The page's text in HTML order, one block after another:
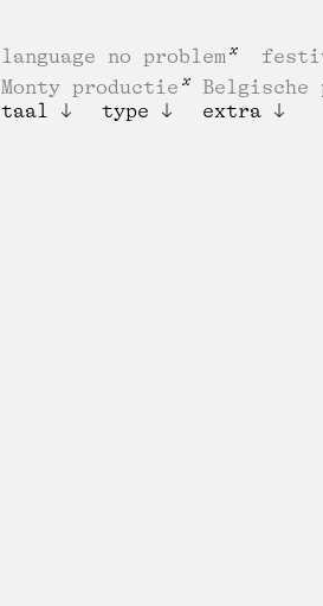
language no problem
Monty productie
Belgische
taal
type extra